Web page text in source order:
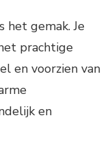
het gemak. Je
prachtige
en voorzien van
en